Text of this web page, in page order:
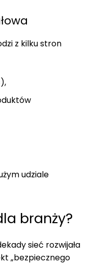
z kilku stron
udziale
branży?
sieć rozwijała
„bezpiecznego